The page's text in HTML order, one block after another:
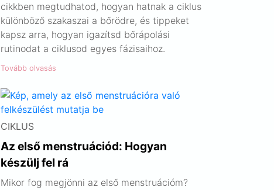
cikkben megtudhatod, hogyan hatnak a ciklus
különböző szakaszai a bőrödre, és tippeket
kapsz arra, hogyan igazítsd bőrápolási
rutinodat a ciklusod egyes fázisaihoz.
Tovább olvasás
CIKLUS
Az első menstruációd: Hogyan
készülj fel rá
Mikor fog megjönni az első menstruációm?